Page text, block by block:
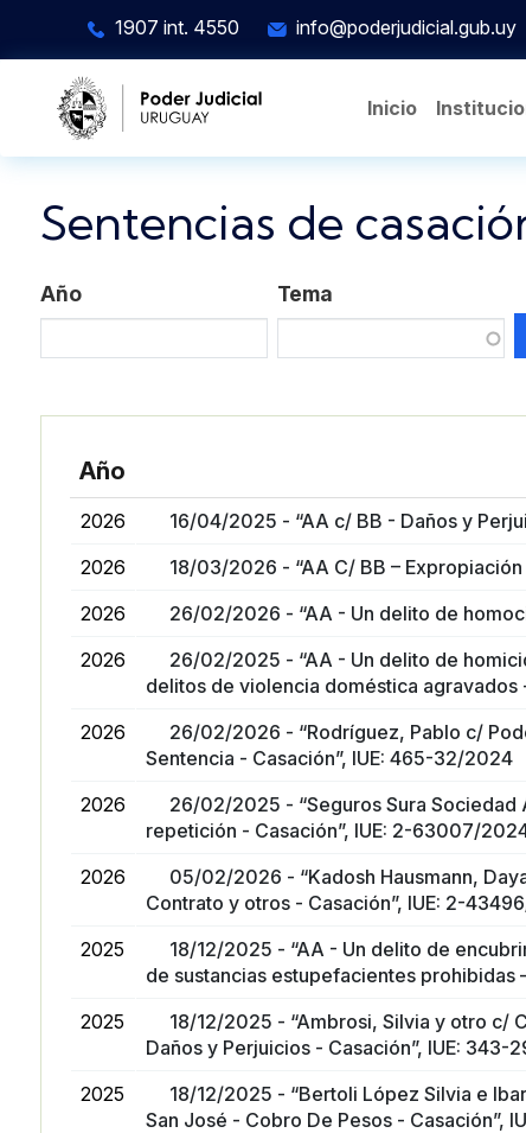
1907 int. 4550 info@poderjudicial.gub.uy
Inicio
Sentencias de
Año Tema
Año
2026
16/04/2025 - “AA c/ BB - Daños y
2026
18/03/2026 - “AA C/ BB –
2026
26/02/2026 - “AA - Un delito de
2026
26/02/2025 - “AA - Un delito de
delitos de violencia doméstica agravados
2026
26/02/2026 - “Rodríguez, Pablo c/
Sentencia - Casación”, IUE: 465-32/2024
2026
26/02/2025 - “Seguros Sura
repetición - Casación”, IUE: 2-63007/
2026
05/02/2026 - “Kadosh Hausmann,
Contrato y otros - Casación”, IUE: 2-
2025
18/12/2025 - “AA - Un delito de
de sustancias estupefacientes prohibidas
2025
18/12/2025 - “Ambrosi, Silvia y otro c/
Daños y Perjuicios - Casación”, IUE: 343-
2025
18/12/2025 - “Bertoli López Silvia e
San José - Cobro De Pesos - Casación”,